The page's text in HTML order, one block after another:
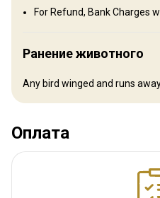
Трансфер с ж/д станции:
Да
Другая
Обязательная вакцинация:
For Refund, Bank Charges
Ранение животного
Any bird winged and runs
Оплата